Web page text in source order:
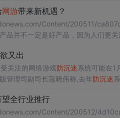
网游带来新机遇？
Content/200511/
品并不一定是好产品，因为人们更
又出
关注的网络游戏防沉迷系统可能在1
管理司副司长宼晓伟称,去年防沉迷
全行业推行
Content/200512/